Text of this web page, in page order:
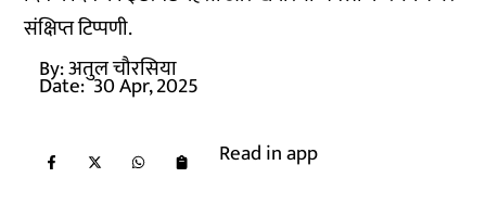
संक्षिप्त टिप्पणी.
By:अतुल चौरसिया
Date: 30 Apr, 2025
Read in app